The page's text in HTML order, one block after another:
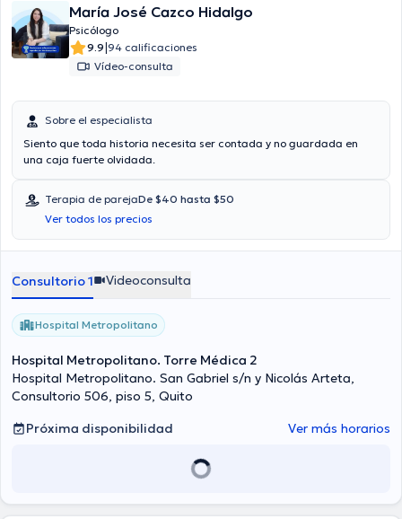
María José Cazco Hidalgo
Psicólogo
9.9|94 calificaciones
Vídeo-consulta
Sobre el especialista
Siento que toda historia necesita ser contada y no guardada en
una caja fuerte olvidada.
Terapia de parejaDe $40 hasta $50
Ver todos los precios
Consultorio 1 Videoconsulta
Hospital Metropolitano
Hospital Metropolitano. Torre Médica 2
Hospital Metropolitano. San Gabriel s/n y Nicolás Arteta,
Consultorio 506, piso 5, Quito
Próxima disponibilidad
Ver más horarios